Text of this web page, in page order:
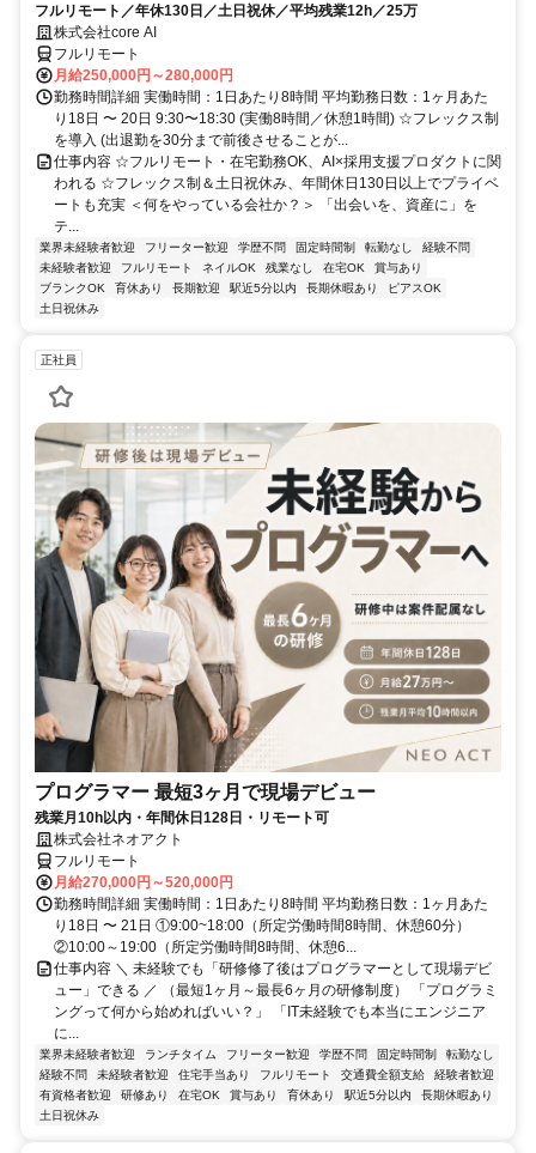
フルリモート／年休130日／土日祝休／平均残業12h／25万
株式会社core AI
フルリモート
月給250,000円～280,000円
勤務時間詳細 実働時間：1日あたり8時間 平均勤務日数：1ヶ月あた
り18日 〜 20日 9:30〜18:30 (実働8時間／休憩1時間) ☆フレックス制
を導入 (出退勤を30分まで前後させることが...
仕事内容 ☆フルリモート・在宅勤務OK、AI×採用支援プロダクトに関
われる ☆フレックス制＆土日祝休み、年間休日130日以上でプライベ
ートも充実 ＜何をやっている会社か？＞ 「出会いを、資産に」を
テ...
業界未経験者歓迎 フリーター歓迎 学歴不問 固定時間制 転勤なし
経験不問
未経験者歓迎
フルリモート ネイルOK 残業なし 在宅OK
賞与あり
ブランクOK
育休あり 長期歓迎 駅近5分以内 長期休暇あり
ピアスOK
土日祝休み
正社員
プログラマー 最短3ヶ月で現場デビュー
残業月10h以内・年間休日128日・リモート可
株式会社ネオアクト
フルリモート
月給270,000円～520,000円
勤務時間詳細 実働時間：1日あたり8時間 平均勤務日数：1ヶ月あた
り18日 〜 21日 ①9:00~18:00（所定労働時間8時間、休憩60分）
②10:00～19:00（所定労働時間8時間、休憩6...
仕事内容 ＼ 未経験でも「研修修了後はプログラマーとして現場デビ
ュー」できる ／ （最短1ヶ月～最長6ヶ月の研修制度） 「プログラミ
ングって何から始めればいい？」 「IT未経験でも本当にエンジニア
に...
業界未経験者歓迎 ランチタイム フリーター歓迎 学歴不問 固定時間制
転勤なし
経験不問
未経験者歓迎 住宅手当あり フルリモート 交通費全額支給
経験者歓迎
有資格者歓迎
研修あり 在宅OK 賞与あり 育休あり 駅近5分以内
長期休暇あり
土日祝休み